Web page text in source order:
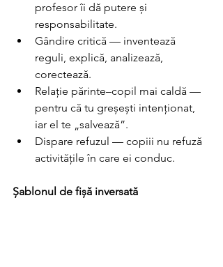
profesor îi dă putere și
responsabilitate.
Gândire critică — inventează
reguli, explică, analizează,
corectează.
Relație părinte–copil mai caldă —
pentru că tu greșești intenționat,
iar el te „salvează”.
Dispare refuzul — copiii nu refuză
activitățile în care ei conduc.
Șablonul de fișă inversată